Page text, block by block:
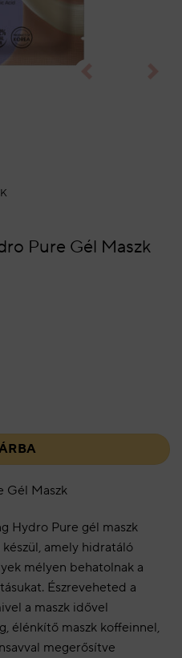
Pure Gél Maszk
mennyiség
Gél Maszk
Hydro Pure gél maszk
amely hidratáló
mélyen behatolnak a
Észreveheted a
a maszk idővel
élénkítő maszk koffeinnel,
megerősítve